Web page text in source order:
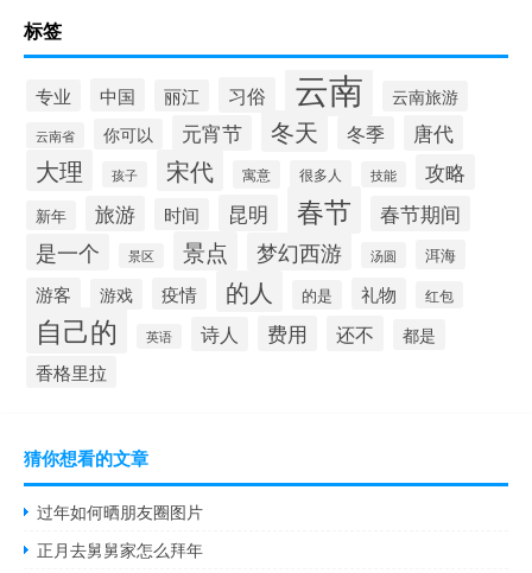
标签
专业 中国 丽江 习俗 云南 云南旅游
云南省 你可以 元宵节 冬天 冬季 唐代
大理 孩子 宋代 寓意 很多人 技能 攻略
新年 旅游 时间 昆明 春节 春节期间
是一个 景区 景点 梦幻西游 汤圆 洱海
游客 游戏 疫情 的人 的是 礼物 红包
自己的 英语 诗人 费用 还不 都是
香格里拉
猜你想看的文章
过年如何晒朋友圈图片
正月去舅舅家怎么拜年